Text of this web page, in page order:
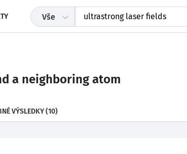
Vše
a neighboring atom
VÝSLEDKY(10)